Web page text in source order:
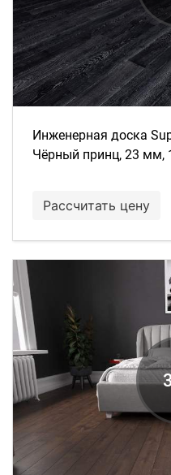
Инженерная доска
Чёрный принц, 23 мм,
Рассчитать цену